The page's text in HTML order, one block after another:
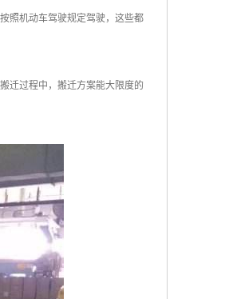
照机动车驾驶规定驾驶，这些都
迁过程中，搬迁方案能大限度的